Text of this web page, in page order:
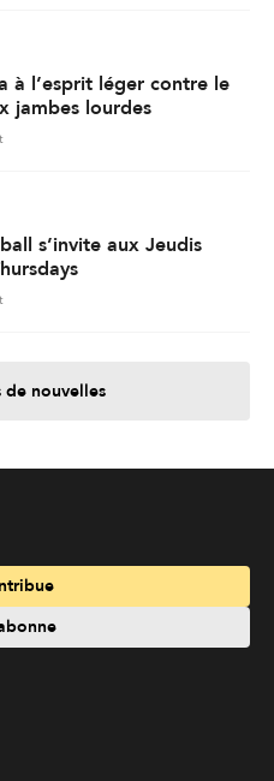
à l’esprit léger contre le
jambes lourdes
s’invite aux Jeudis
de nouvelles